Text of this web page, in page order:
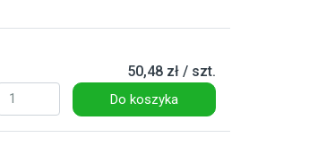
50,48 zł / szt.
Do koszyka